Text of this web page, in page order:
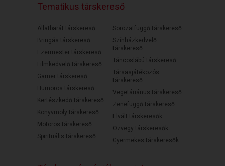
Tematikus társkereső
Állatbarát társkereső
Bringás társkereső
Ezermester társkereső
Filmkedvelő társkereső
Gamer társkereső
Humoros társkereső
Kertészkedő társkereső
Könyvmoly társkereső
Motoros társkereső
Spirituális társkereső
Sorozatfüggő társkereső
Színházkedvelő
társkereső
Táncoslábú társkereső
Társasjátékozós
társkereső
Vegetáriánus társkereső
Zenefüggő társkereső
Elvált társkeresők
Özvegy társkeresők
Gyermekes társkeresők